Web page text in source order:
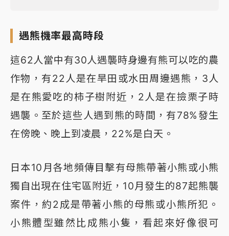
遇熊機率最高時段
這62人當中有30人遇襲時身邊有熊可以吃的農
作物，有22人是在旱田或水田周邊遇熊，3人
是在熊愛吃的柿子樹附近，2人是在撿栗子時
遇襲。至於這些人遇到熊的時間，有78%發生
在傍晚、晚上到凌晨，22%是白天。
日本10月各地頻傳目擊有母熊帶著小熊或小熊
獨自出現在住宅區附近，10月發生的87起熊襲
案件，約2成是帶著小熊的母熊或小熊所犯。
小熊體型雖然比成熊小隻，看起來好像很可